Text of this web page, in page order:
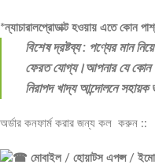
*ন্যাচারালপ্রোডাক্ট হওয়ায় এতে কোন
বিশেষ দ্রষ্টব্য : পণ্যের মান
ফেরত যোগ্য।আপনার যে কোন
নিরাপদ খাদ্য আন্দোলনে সহায়ক
অর্ডার কনফার্ম করার জন্য কল করুন ::
মোবাইল / হোয়াটস এপপ্স /